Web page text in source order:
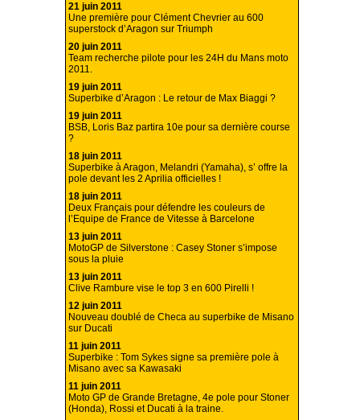
21 juin 2011
Une première pour Clément Chevrier au 600
superstock d’Aragon sur Triumph
20 juin 2011
Team recherche pilote pour les 24H du Mans moto
2011.
19 juin 2011
Superbike d’Aragon : Le retour de Max Biaggi ?
19 juin 2011
BSB, Loris Baz partira 10e pour sa dernière course
?
18 juin 2011
Superbike à Aragon, Melandri (Yamaha), s’ offre la
pole devant les 2 Aprilia officielles !
18 juin 2011
Deux Français pour défendre les couleurs de
l’Equipe de France de Vitesse à Barcelone
13 juin 2011
MotoGP de Silverstone : Casey Stoner s’impose
sous la pluie
13 juin 2011
Clive Rambure vise le top 3 en 600 Pirelli !
12 juin 2011
Nouveau doublé de Checa au superbike de Misano
sur Ducati
11 juin 2011
Superbike : Tom Sykes signe sa première pole à
Misano avec sa Kawasaki
11 juin 2011
Moto GP de Grande Bretagne, 4e pole pour Stoner
(Honda), Rossi et Ducati à la traine.